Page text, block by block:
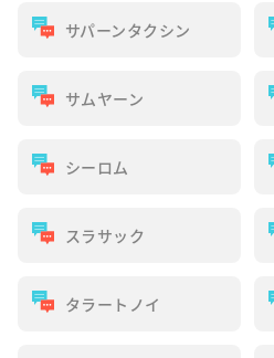
サパーンタクシン
サムヤーン
シーロム
スラサック
タラートノイ